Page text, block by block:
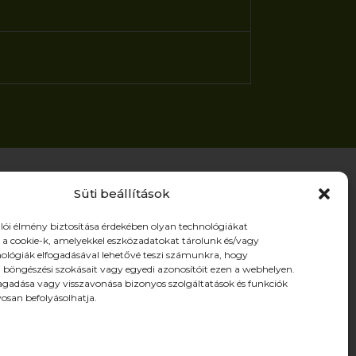
Süti beállítások
élmény biztosítása érdekében olyan technológiákat
cookie-k, amelyekkel eszközadatokat tárolunk és/vagy
elfogadásával lehetővé teszi számunkra, hogy
szokásait vagy egyedi azonosítóit ezen a webhelyen.
vagy visszavonása bizonyos szolgáltatások és funkciók
befolyásolhatja.